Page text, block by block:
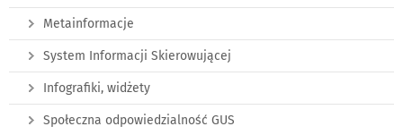
Metainformacje
System Informacji Skierowującej
Infografiki, widżety
Społeczna odpowiedzialność GUS